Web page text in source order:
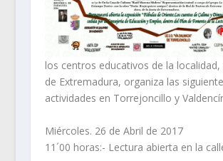
los centros educativos de la localidad,
de Extremadura, organiza las
actividades en Torrejoncillo y
Miércoles. 26 de Abril de 2017
11´00 horas:- Lectura abierta en la